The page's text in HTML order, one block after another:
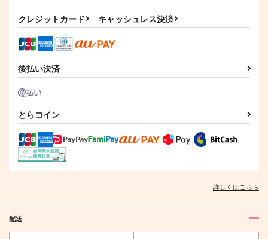
クレジットカード キャッシュレス決済
後払い決済
とらコイン
詳しくはこちら
配送